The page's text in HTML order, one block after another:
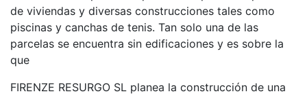
de viviendas y diversas construcciones tales como
piscinas y canchas de tenis. Tan solo una de las
parcelas se encuentra sin edificaciones y es sobre la
que
FIRENZE RESURGO SL planea la construcción de una